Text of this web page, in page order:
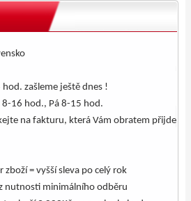
zašleme ještě dnes !
16 hod., Pá 8-15 hod.
na fakturu, která Vám obratem přijde
= vyšší sleva po celý rok
nutnosti minimálního odběru